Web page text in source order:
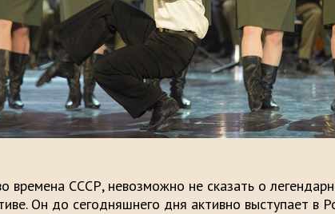
времена СССР, невозможно не сказать о
Он до сегодняшнего дня активно выступает в